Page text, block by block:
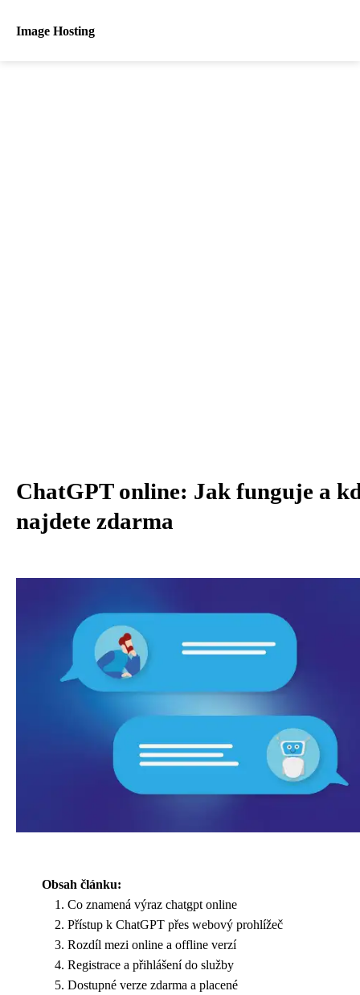
Image Hosting
ChatGPT online: Jak funguje a
najdete zdarma
Obsah článku:
Co znamená výraz chatgpt online
Přístup k ChatGPT přes webový prohlížeč
Rozdíl mezi online a offline verzí
Registrace a přihlášení do služby
Dostupné verze zdarma a placené